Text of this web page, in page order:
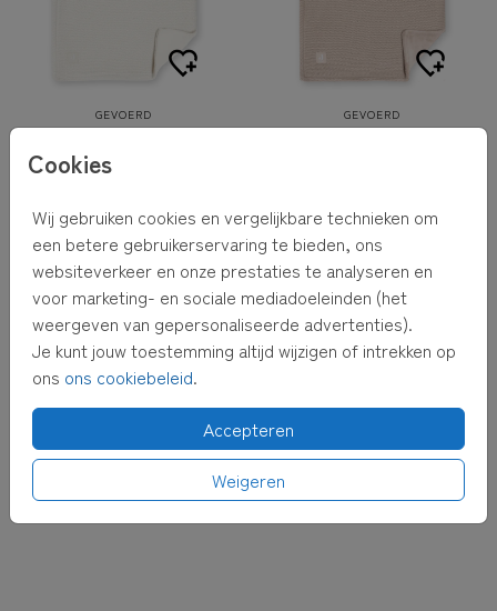
Cookies
Wij gebruiken cookies en vergelijkbare technieken om
een betere gebruikerservaring te bieden, ons
websiteverkeer en onze prestaties te analyseren en
voor marketing- en sociale mediadoeleinden (het
weergeven van gepersonaliseerde advertenties).
Je kunt jouw toestemming altijd wijzigen of intrekken op
ons ons cookiebeleid.
Accepteren
Weigeren
GEVOERD GEVOERD